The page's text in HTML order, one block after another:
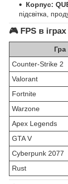
Корпус:
підсвітка,
🎮 FPS в
Гра
Counter-Strike 2
Valorant
Fortnite
Warzone
Apex Legends
GTA V
Cyberpunk 2077
Rust